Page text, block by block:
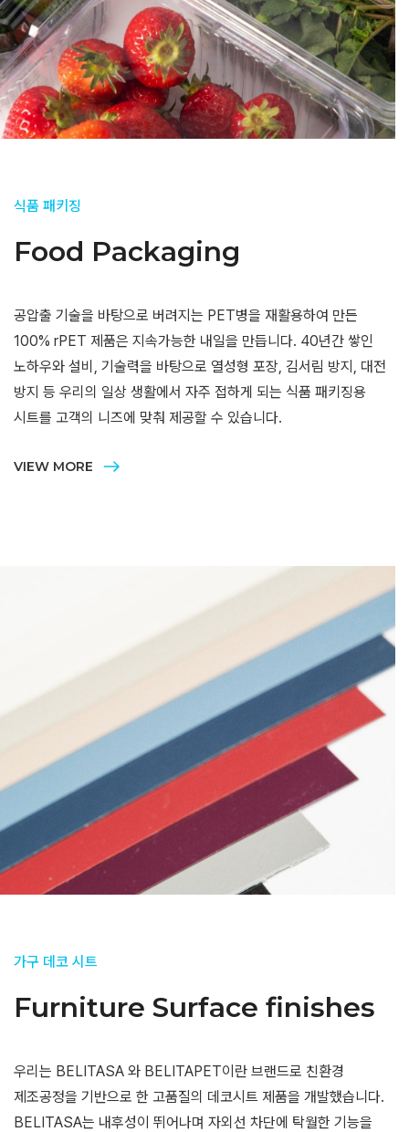
식품 패키징
Food Packaging
공압출 기술을 바탕으로 버려지는 PET병을 재활용하여 만든
100% rPET 제품은 지속가능한 내일을 만듭니다. 40년간 쌓인
노하우와 설비, 기술력을 바탕으로 열성형 포장, 김서림 방지, 대전
방지 등 우리의 일상 생활에서 자주 접하게 되는 식품 패키징용
시트를 고객의 니즈에 맞춰 제공할 수 있습니다.
VIEW MORE
가구 데코 시트
Furniture Surface finishes
우리는 BELITASA 와 BELITAPET이란 브랜드로 친환경
제조공정을 기반으로 한 고품질의 데코시트 제품을 개발했습니다.
BELITASA는 내후성이 뛰어나며 자외선 차단에 탁월한 기능을